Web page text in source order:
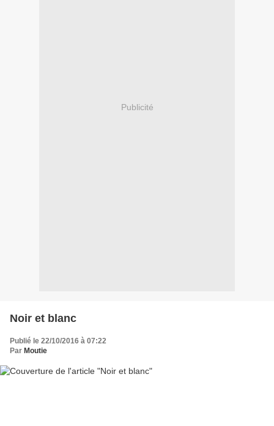
Publicité
Noir et blanc
Publié le 22/10/2016 à 07:22
Par Moutie